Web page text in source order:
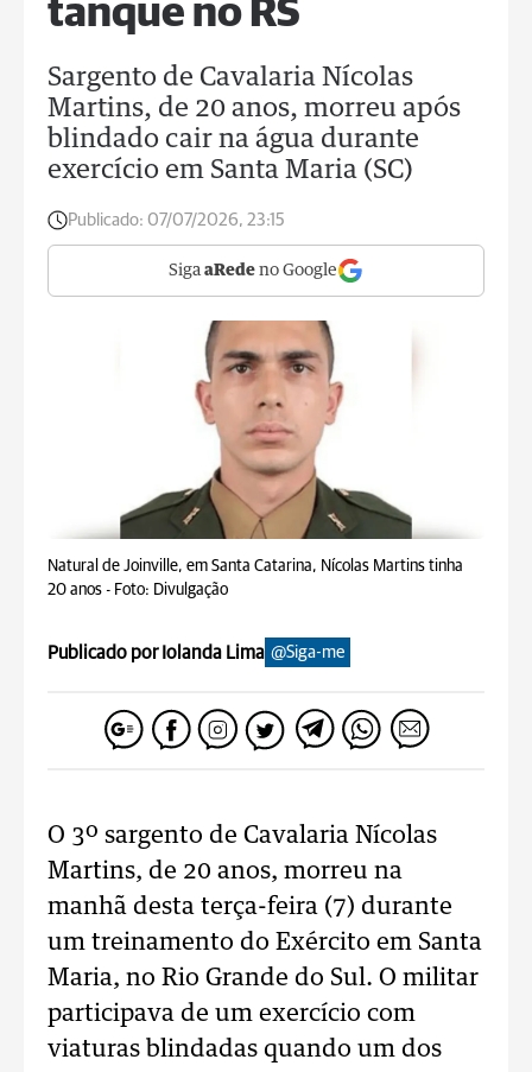
tanque no RS
Sargento de Cavalaria Nícolas
Martins, de 20 anos, morreu após
blindado cair na água durante
exercício em Santa Maria (SC)
Publicado: 07/07/2026, 23:15
Siga aRede no Google
Natural de Joinville, em Santa Catarina, Nícolas Martins tinha
20 anos - Foto: Divulgação
Publicado por Iolanda Lima @Siga-me
O 3º sargento de Cavalaria Nícolas
Martins, de 20 anos, morreu na
manhã desta terça-feira (7) durante
um treinamento do Exército em Santa
Maria, no Rio Grande do Sul. O militar
participava de um exercício com
viaturas blindadas quando um dos